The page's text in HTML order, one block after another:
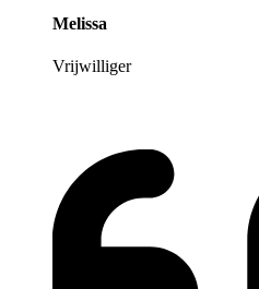
Melissa
Vrijwilliger